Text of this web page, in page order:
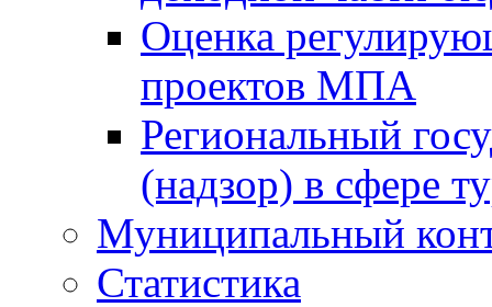
Оценка
проектов МПА
Региональный
(надзор) в сфере
Муниципальный
Статистика